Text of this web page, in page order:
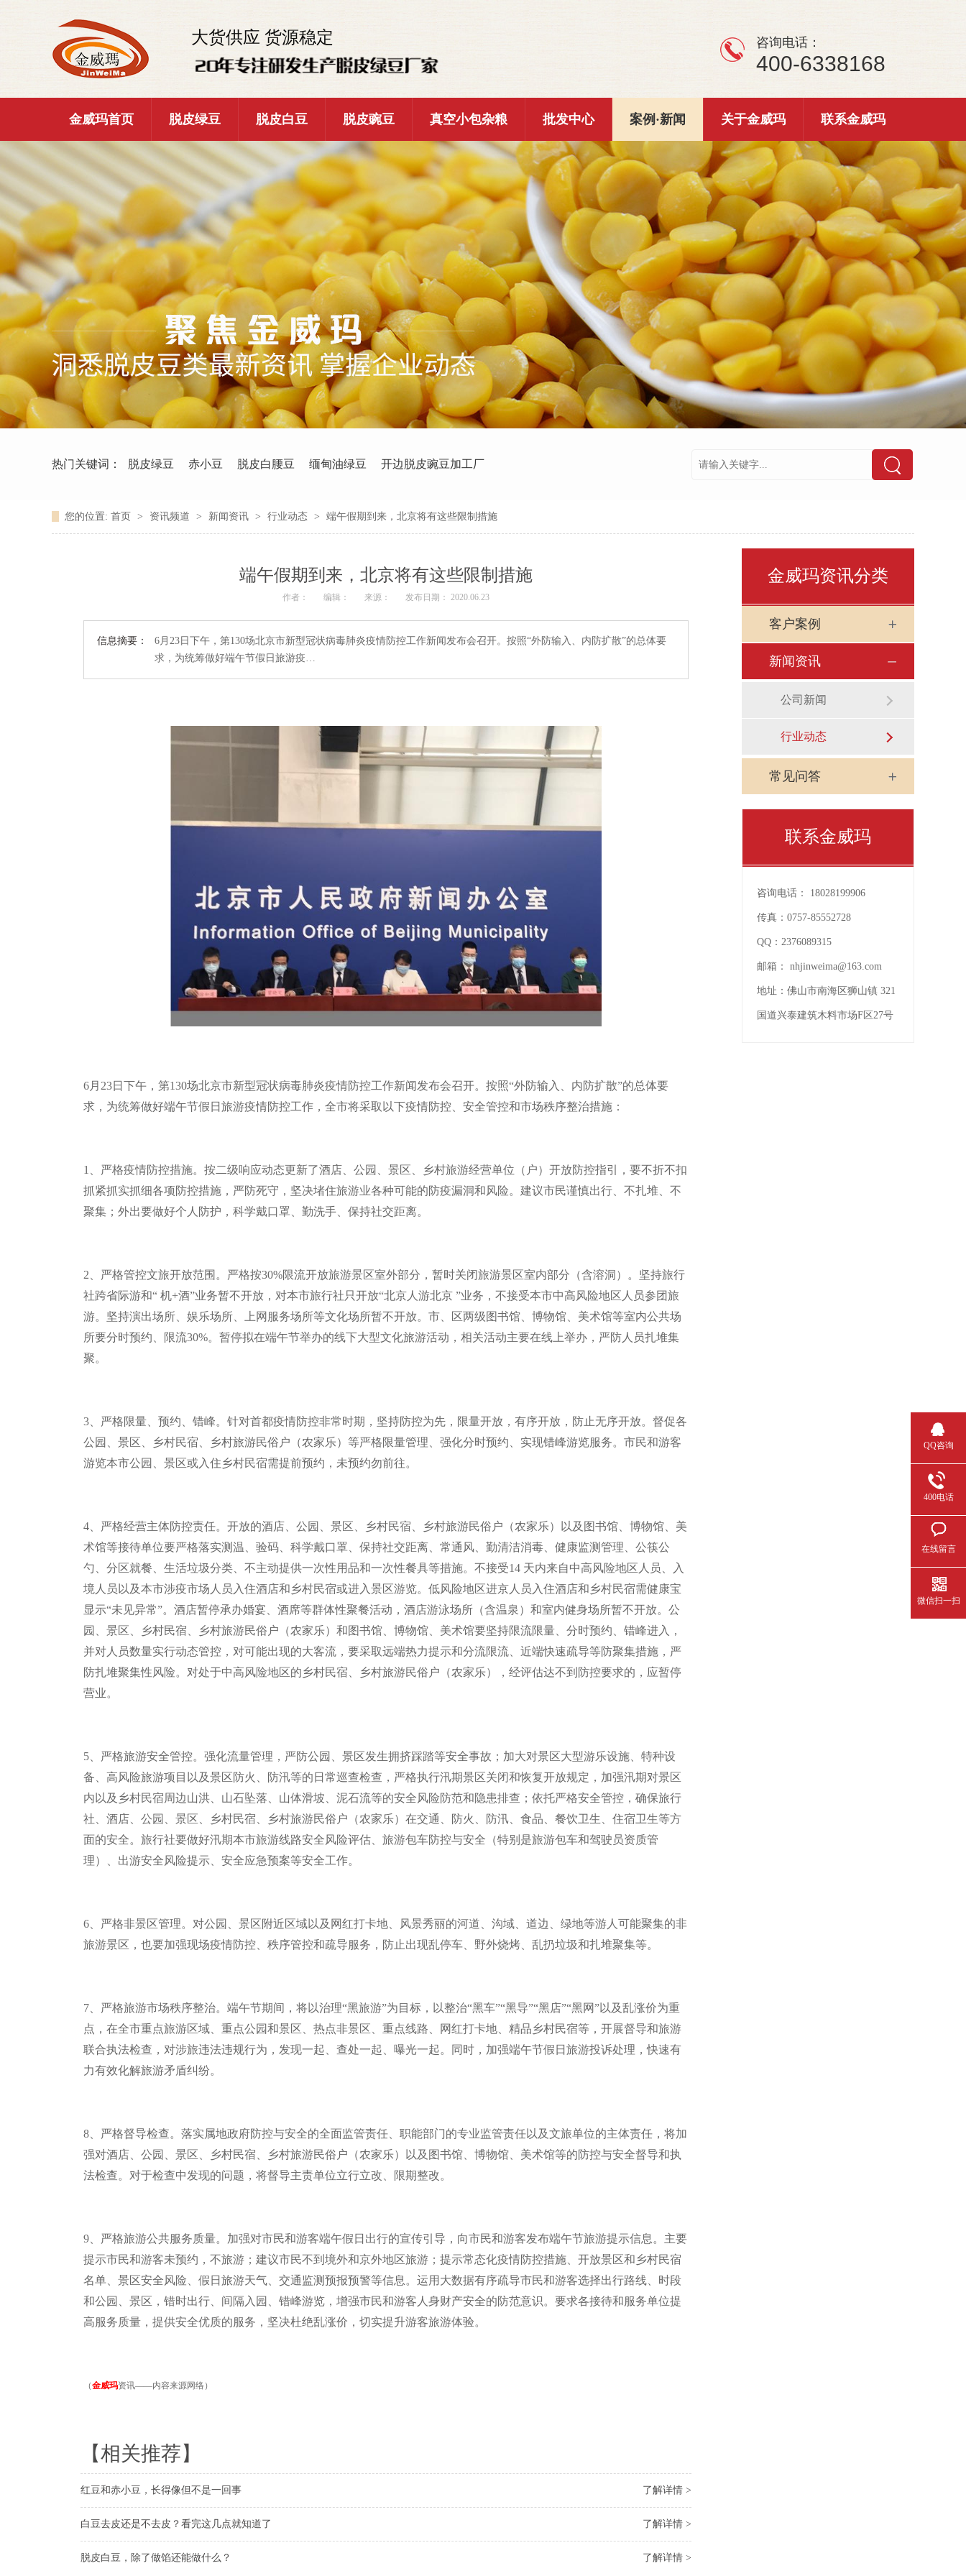
大货供应 货源稳定 咨询电话：
400-6338168
金威玛首页 脱皮绿豆 脱皮白豆 脱皮豌豆 真空小包杂粮 批发中心 案例·新闻 关于金威玛 联系金威玛
热门关键词： 脱皮绿豆 赤小豆 脱皮白腰豆 缅甸油绿豆 开边脱皮豌豆加工厂
您的位置: 首页 > 资讯频道 > 新闻资讯 > 行业动态 > 端午假期到来，北京将有这些限制措施
端午假期到来，北京将有这些限制措施
作者： 编辑： 来源： 发布日期： 2020.06.23
信息摘要：
6月23日下午，第130场北京市新型冠状病毒肺炎疫情防控工作新闻发布会召开。按照“外防输入、内防扩散”的总体要
求，为统筹做好端午节假日旅游疫…
6月 23日下午，第130场北京市新型冠状病毒肺炎疫情防控工作新闻发布会召开。按照“外防输入、内防扩散”的总体要
求，为统筹做好端午节假日旅游疫情防控工作，全市将采取以下疫情防控、安全管控和市场秩序整治措施：
1
、严格疫情防控措施。按二级响应动态更新了酒店、公园、景区、乡村旅游经营单位（户）开放防控指引，要不折不扣
抓紧抓实抓细各项防控措施，严防死守，坚决堵住旅游业各种可能的防疫漏洞和风险。建议市民谨慎出行、不扎堆、不
聚集；外出要做好个人防护，科学戴口罩、勤洗手、保持社交距离。
2 、严格管控文旅开放范围。严格按30%限流开放旅游景区室外部分，暂时关闭旅游景区室内部分（含溶洞）。坚持旅行
社跨省际游和“ 机+酒”业务暂不开放，对本市旅行社只开放“北京人游北京 ”业务，不接受本市中高风险地区人员参团旅
游。坚持演出场所、娱乐场所、上网服务场所等文化场所暂不开放。市、区两级图书馆、博物馆、美术馆等室内公共场
所要分时预约、限流30%。暂停拟在端午节举办的线下大型文化旅游活动，相关活动主要在线上举办，严防人员扎堆集
聚。
3 、严格限量、预约、错峰。针对首都疫情防控非常时期，坚持防控为先，限量开放，有序开放，防止无序开放。督促各
公园、景区、乡村民宿、乡村旅游民俗户（农家乐）等严格限量管理、强化分时预约、实现错峰游览服务。市民和游客
游览本市公园、景区或入住乡村民宿需提前预约，未预约勿前往。
4 、严格经营主体防控责任。开放的酒店、公园、景区、乡村民宿、乡村旅游民俗户（农家乐）以及图书馆、博物馆、美
术馆等接待单位要严格落实测温、验码、科学戴口罩、保持社交距离、常通风、勤清洁消毒、健康监测管理、公筷公
勺、分区就餐、生活垃圾分类、不主动提供一次性用品和一次性餐具等措施。不接受14 天内来自中高风险地区人员、入
境人员以及本市涉疫市场人员入住酒店和乡村民宿或进入景区游览。低风险地区进京人员入住酒店和乡村民宿需健康宝
显示“未见异常”。酒店暂停承办婚宴、酒席等群体性聚餐活动，酒店游泳场所（含温泉）和室内健身场所暂不开放。公
园、景区、乡村民宿、乡村旅游民俗户（农家乐）和图书馆、博物馆、美术馆要坚持限流限量、分时预约、错峰进入，
并对人员数量实行动态管控，对可能出现的大客流，要采取远端热力提示和分流限流、近端快速疏导等防聚集措施，严
防扎堆聚集性风险。对处于中高风险地区的乡村民宿、乡村旅游民俗户（农家乐），经评估达不到防控要求的，应暂停
营业。
5 、严格旅游安全管控。强化流量管理，严防公园、景区发生拥挤踩踏等安全事故；加大对景区大型游乐设施、特种设
备、高风险旅游项目以及景区防火、防汛等的日常巡查检查，严格执行汛期景区关闭和恢复开放规定，加强汛期对景区
内以及乡村民宿周边山洪、山石坠落、山体滑坡、泥石流等的安全风险防范和隐患排查；依托严格安全管控，确保旅行
社、酒店、公园、景区、乡村民宿、乡村旅游民俗户（农家乐）在交通、防火、防汛、食品、餐饮卫生、住宿卫生等方
面的安全。旅行社要做好汛期本市旅游线路安全风险评估、旅游包车防控与安全（特别是旅游包车和驾驶员资质管
理）、出游安全风险提示、安全应急预案等安全工作。
6 、严格非景区管理。对公园、景区附近区域以及网红打卡地、风景秀丽的河道、沟域、道边、绿地等游人可能聚集的非
旅游景区，也要加强现场疫情防控、秩序管控和疏导服务，防止出现乱停车、野外烧烤、乱扔垃圾和扎堆聚集等。
7 、严格旅游市场秩序整治。端午节期间，将以治理“黑旅游”为目标，以整治“黑车”“黑导”“黑店”“黑网”以及乱涨价为重
点，在全市重点旅游区域、重点公园和景区、热点非景区、重点线路、网红打卡地、精品乡村民宿等，开展督导和旅游
联合执法检查，对涉旅违法违规行为，发现一起、查处一起、曝光一起。同时，加强端午节假日旅游投诉处理，快速有
力有效化解旅游矛盾纠纷。
8 、严格督导检查。落实属地政府防控与安全的全面监管责任、职能部门的专业监管责任以及文旅单位的主体责任，将加
强对酒店、公园、景区、乡村民宿、乡村旅游民俗户（农家乐）以及图书馆、博物馆、美术馆等的防控与安全督导和执
法检查。对于检查中发现的问题，将督导主责单位立行立改、限期整改。
9 、严格旅游公共服务质量。加强对市民和游客端午假日出行的宣传引导，向市民和游客发布端午节旅游提示信息。主要
提示市民和游客未预约，不旅游；建议市民不到境外和京外地区旅游；提示常态化疫情防控措施、开放景区和乡村民宿
名单、景区安全风险、假日旅游天气、交通监测预报预警等信息。运用大数据有序疏导市民和游客选择出行路线、时段
和公园、景区，错时出行、间隔入园、错峰游览，增强市民和游客人身财产安全的防范意识。要求各接待和服务单位提
高服务质量，提供安全优质的服务，坚决杜绝乱涨价，切实提升游客旅游体验。
（金威玛资讯——内容来源网络）
【相关推荐】
了解详情 >
红豆和赤小豆，长得像但不是一回事
了解详情 >
白豆去皮还是不去皮？看完这几点就知道了
了解详情 >
脱皮白豆，除了做馅还能做什么？
金威玛资讯分类
客户案例
新闻资讯
公司新闻
行业动态
常见问答
联系金威玛
咨询电话： 18028199906
传真： 0757-85552728
QQ： 2376089315
邮箱： nhjinweima@163.com
地址： 佛山市南海区狮山镇 321
国道兴泰建筑木料市场F区27号
QQ咨询
400电话
在线留言
微信扫一扫